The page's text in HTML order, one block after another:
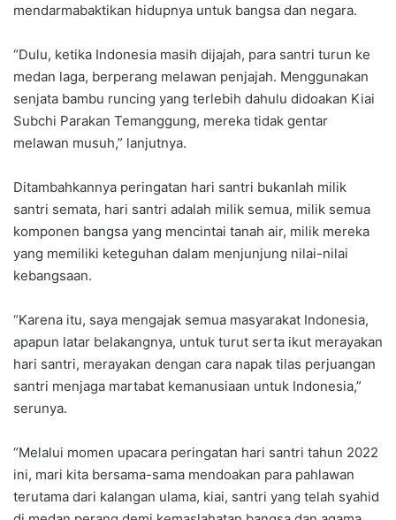
mendarmabaktikan hidupnya untuk bangsa dan negara.
“Dulu, ketika Indonesia masih dijajah, para santri turun ke
medan laga, berperang melawan penjajah. Menggunakan
senjata bambu runcing yang terlebih dahulu didoakan Kiai
Subchi Parakan Temanggung, mereka tidak gentar
melawan musuh,” lanjutnya.
Ditambahkannya peringatan hari santri bukanlah milik
santri semata, hari santri adalah milik semua, milik semua
komponen bangsa yang mencintai tanah air, milik mereka
yang memiliki keteguhan dalam menjunjung nilai-nilai
kebangsaan.
“Karena itu, saya mengajak semua masyarakat Indonesia,
apapun latar belakangnya, untuk turut serta ikut merayakan
hari santri, merayakan dengan cara napak tilas perjuangan
santri menjaga martabat kemanusiaan untuk Indonesia,”
serunya.
“Melalui momen upacara peringatan hari santri tahun 2022
ini, mari kita bersama-sama mendoakan para pahlawan
terutama dari kalangan ulama, kiai, santri yang telah syahid